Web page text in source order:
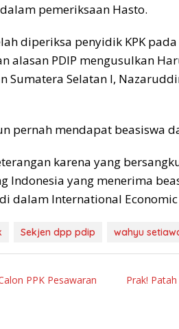
pemeriksaan Hasto.
diperiksa penyidik KPK
alasan PDIP mengusulkan
Sumatera Selatan I,
pernah mendapat beasiswa
karena yang
Indonesia yang menerima
dalam International
Sekjen dpp pdip wahyu
PPK Pesawaran
Prak!